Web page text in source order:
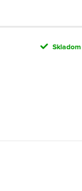
Skladom